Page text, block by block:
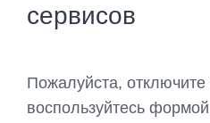
сервисов
Пожалуйста,
воспользуйтесь